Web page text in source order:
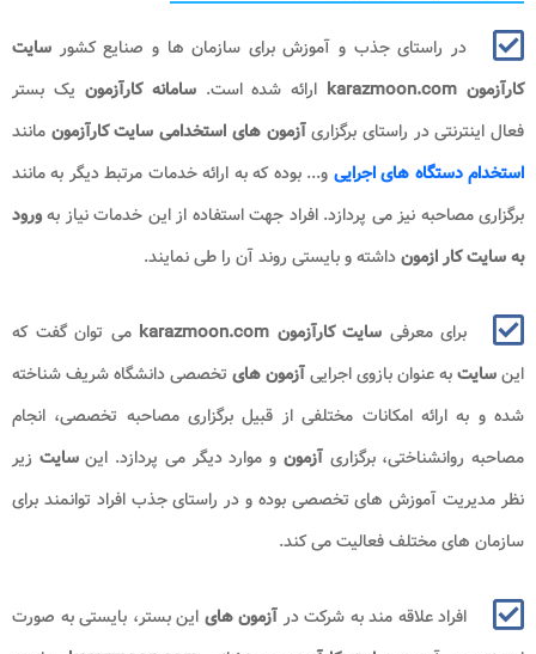
در راستای جذب و آموزش برای سازمان ها و صنایع کشور سایت
کارآزمون karazmoon.com
ارائه شده است.سامانه کارآزمون یک بستر
فعال اینترنتی در راستای برگزاریآزمون های استخدامی سایت کارآزمون مانند
استخدام دستگاه های اجرایی و... بوده که به ارائه خدمات مرتبط دیگر به مانند
برگزاری مصاحبه نیز می پردازد. افراد جهت استفاده از این خدمات نیاز بهورود
به سایت کار ازمونداشته و بایستی روند آن را طی نمایند.
برای معرفی سایت کارآزمون karazmoon.com
می توان گفت که
اینسایتبه عنوان بازوی اجراییآزمون های تخصصی دانشگاه شریف شناخته
شده و به ارائه امکانات مختلفی از قبیل برگزاری مصاحبه تخصصی، انجام
مصاحبه روانشناختی، برگزاریآزمون و موارد دیگر می پردازد. اینسایت زیر
نظر مدیریت آموزش های تخصصی بوده و در راستای جذب افراد توانمند برای
سازمان های مختلف فعالیت می کند.
افراد علاقه مند به شرکت در آزمون های این بستر، بایستی به صورت